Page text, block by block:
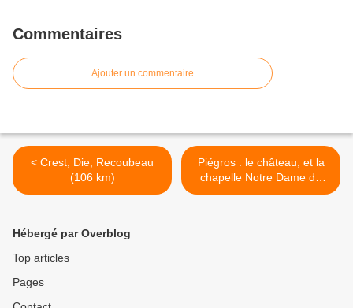
Commentaires
Ajouter un commentaire
< Crest, Die, Recoubeau
(106 km)
Piégros : le château, et la
chapelle Notre Dame de
Bon Secours >
Hébergé par Overblog
Top articles
Pages